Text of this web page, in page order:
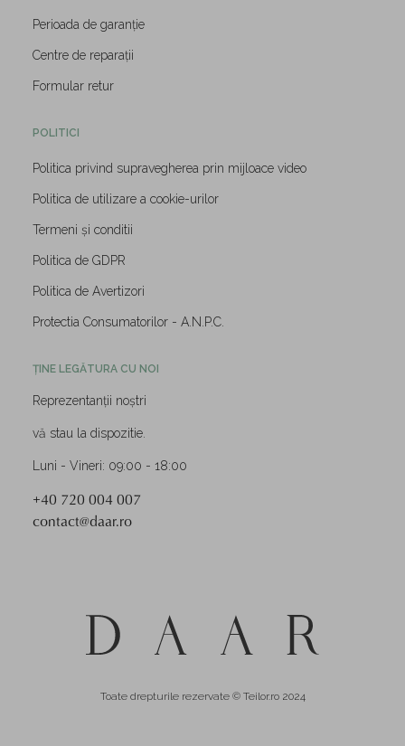
Perioada de garanție
Centre de reparații
Formular retur
POLITICI
Politica privind supravegherea prin mijloace video
Politica de utilizare a cookie-urilor
Termeni și conditii
Politica de GDPR
Politica de Avertizori
Protectia Consumatorilor - A.N.P.C.
ȚINE LEGĂTURA CU NOI
Reprezentanții noștri
vă stau la dispozitie.
Luni - Vineri: 09:00 - 18:00
+40 720 004 007
contact@daar.ro
Toate drepturile rezervate © Teilor.ro 2024